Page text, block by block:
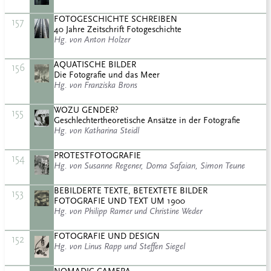
157
FOTOGESCHICHTE SCHREIBEN
40 Jahre Zeitschrift Fotogeschichte
Hg. von Anton Holzer
156
AQUATISCHE BILDER
Die Fotografie und das Meer
Hg. von Franziska Brons
155
WOZU GENDER?
Geschlechtertheoretische Ansätze in der Fotografie
Hg. von Katharina Steidl
154
PROTESTFOTOGRAFIE
Hg. von Susanne Regener, Dorna Safaian, Simon Teune
153
BEBILDERTE TEXTE, BETEXTETE BILDER
FOTOGRAFIE UND TEXT UM 1900
Hg. von Philipp Ramer und Christine Weder
152
FOTOGRAFIE UND DESIGN
Hg. von Linus Rapp und Steffen Siegel